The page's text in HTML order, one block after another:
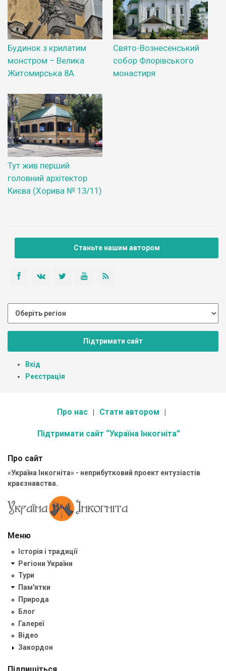
Будинок з крилатим
монстром – Велика
Житомирська 8А
Свято-Вознесенський
собор Флорівського
монастиря
Тут жив перший
головний архітектор
Києва (Хорива № 13/11)
Станьте нашим автором
Підтримати сайт
Вхід
Реєстрація
Про нас Стати автором
Підтримати сайт “Україна Інкогніта”
Про сайт
«Україна Інкогніта» - неприбутковий проект ентузіастів
краєзнавства.
Меню
Історія і традиції
Регіони України
Тури
Пам'ятки
Природа
Блог
Галереї
Відео
Закордон
Підпишіться